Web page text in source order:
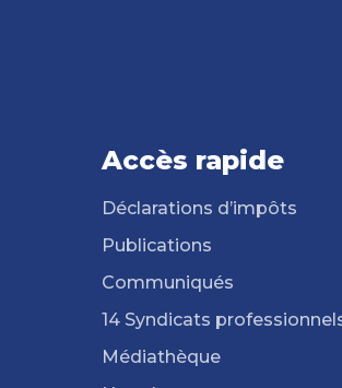
Accès rapide
Déclarations d’impôts
Publications
Communiqués
14 Syndicats
Médiathèque